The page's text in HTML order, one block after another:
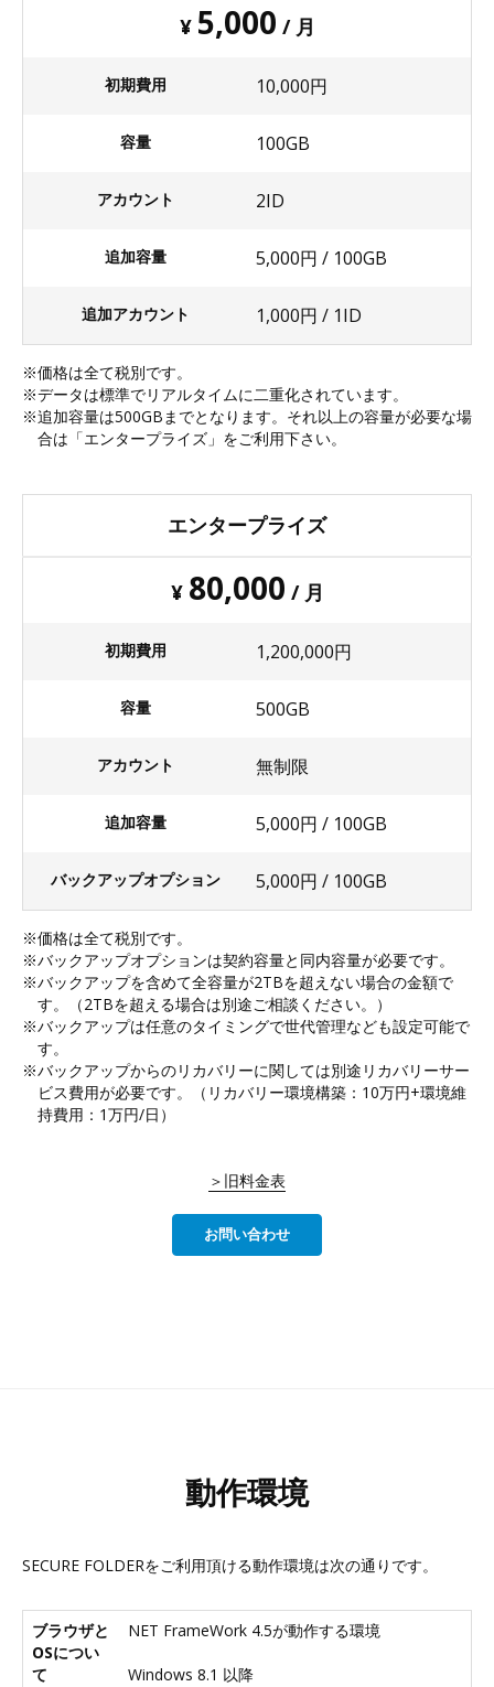
¥ 5,000 / 月
初期費用 10,000円
容量 100GB
アカウント 2ID
追加容量 5,000円 / 100GB
追加アカウント 1,000円 / 1ID
価格は全て税別です。
データは標準でリアルタイムに二重化されています。
追加容量は500GBまでとなります。それ以上の容量が必要な場
合は「エンタープライズ」をご利用下さい。
エンタープライズ
¥ 80,000 / 月
初期費用 1,200,000円
容量 500GB
アカウント 無制限
追加容量 5,000円 / 100GB
バックアップオプション 5,000円 / 100GB
価格は全て税別です。
バックアップオプションは契約容量と同内容量が必要です。
バックアップを含めて全容量が2TBを超えない場合の金額で
す。（2TBを超える場合は別途ご相談ください。）
バックアップは任意のタイミングで世代管理なども設定可能で
す。
バックアップからのリカバリーに関しては別途リカバリーサー
ビス費用が必要です。（リカバリー環境構築：10万円+環境維
持費用：1万円/日）
＞旧料金表
お問い合わせ
動作環境
SECURE FOLDERをご利用頂ける動作環境は次の通りです。
ブラウザと
OSについ
て
NET FrameWork 4.5が動作する環境
Windows 8.1 以降